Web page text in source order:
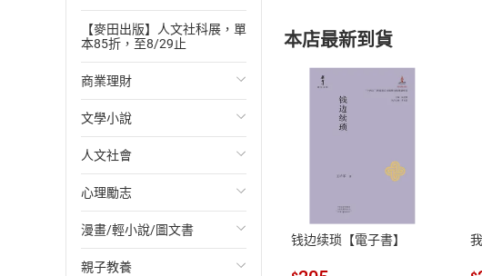
【麥田出版】人文社科展，單
本85折，至8/29止
商業理財
投資理財
經濟/趨勢
財務/金融
管理/領導
職場工作術
文學小說
歐美文學
日本文學
韓國文學
華文文學
人文社會
國際關係
政治
社會科學
心理勵志
心靈成長/情緒
人際關係
漫畫/輕小說/圖文書
輕小說
親子教養
2.日本電影金像獎優秀動畫作品
4.日本每日電影獎動畫電影獎；
5.東京國際動畫展最佳編劇獎；
6.日本電影職業大獎十大最佳
7.首爾國際家庭影展（Seoul
作者｜森繪都（もりえと）
1968年出生於東京都，畢業
鳩十兒童文學獎。她以《宇
付款方式
ATM轉帳、信用卡、LINE
本店最新到貨
钱边续琐【電子書】